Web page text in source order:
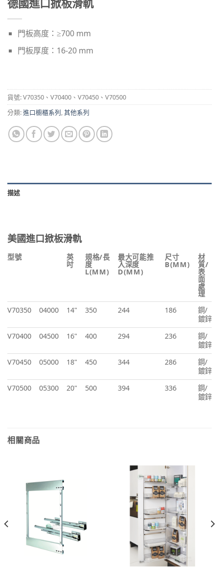
德國進口掀板滑軌
門板高度：≥700 mm
門板厚度：16-20 mm
貨號:V70350、V70400、V70450、V70500
分類:進口櫥櫃系列,其他系列
描述
美國進口掀板滑軌
型號 英
吋
規格/長
度
L(MM)
最大可能推
入深度
D(MM)
尺寸
B(MM)
材
質/
表
面
處
理
V70350
04000 14" 350 244 186
鋼/
鍍鋅
V70400
04500 16" 400 294 236
鋼/
鍍鋅
V70450
05000 18" 450 344 286
鋼/
鍍鋅
V70500
05300 20" 500 394 336
鋼/
鍍鋅
相關商品